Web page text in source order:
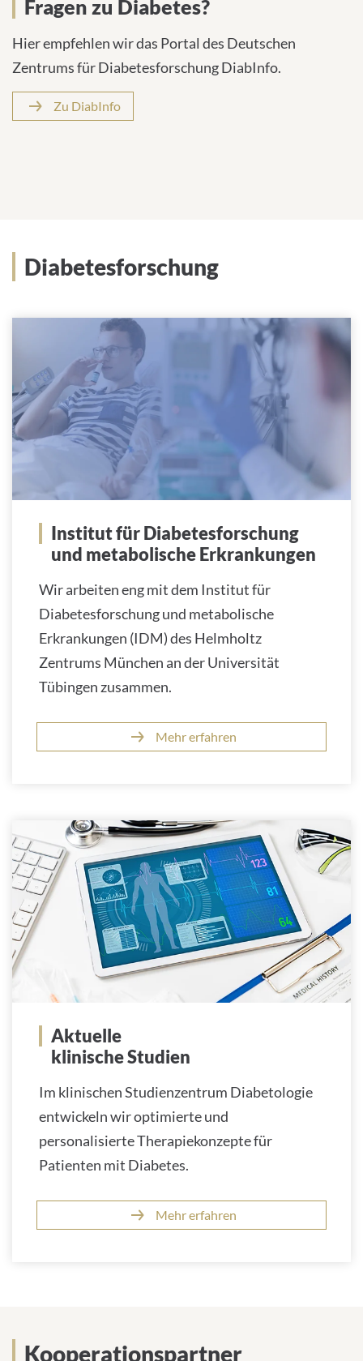
Fragen zu Diabetes?
Hier empfehlen wir das Portal des Deutschen
Zentrums für Diabetesforschung DiabInfo.
Zu DiabInfo
Diabetesforschung
Institut für Diabetesforschung
und metabolische Erkrankungen
Wir arbeiten eng mit dem Institut für
Diabetesforschung und metabolische
Erkrankungen (IDM) des Helmholtz
Zentrums München an der Universität
Tübingen zusammen.
Mehr erfahren
Aktuelle
klinische Studien
Im klinischen Studienzentrum Diabetologie
entwickeln wir optimierte und
personalisierte Therapiekonzepte für
Patienten mit Diabetes.
Mehr erfahren
Kooperationspartner